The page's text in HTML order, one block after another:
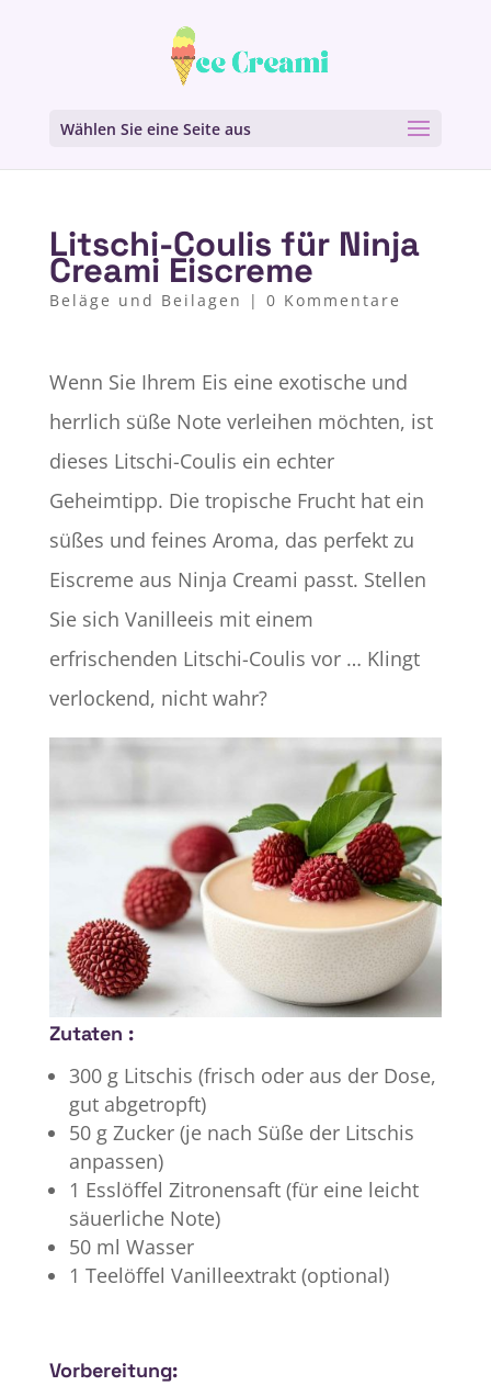
Wählen Sie eine Seite aus
Litschi-Coulis für Ninja
Creami Eiscreme
Beläge und Beilagen | 0 Kommentare
Wenn Sie Ihrem Eis eine exotische und
herrlich süße Note verleihen möchten, ist
dieses Litschi-Coulis ein echter
Geheimtipp. Die tropische Frucht hat ein
süßes und feines Aroma, das perfekt zu
Eiscreme aus Ninja Creami passt. Stellen
Sie sich Vanilleeis mit einem
erfrischenden Litschi-Coulis vor … Klingt
verlockend, nicht wahr?
Zutaten :
300 g Litschis (frisch oder aus der Dose,
gut abgetropft)
50 g Zucker (je nach Süße der Litschis
anpassen)
1 Esslöffel Zitronensaft (für eine leicht
säuerliche Note)
50 ml Wasser
1 Teelöffel Vanilleextrakt (optional)
Vorbereitung: